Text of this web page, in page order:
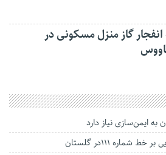
گاز منزل مسکونی در
۱۱۱در گلستان